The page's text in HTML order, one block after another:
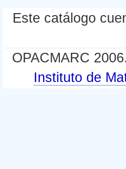
Este catálogo
OPACMARC
Instituto de